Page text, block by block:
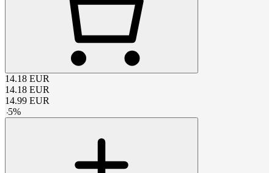
14.18 EUR
14.18 EUR
14.99 EUR
-5%